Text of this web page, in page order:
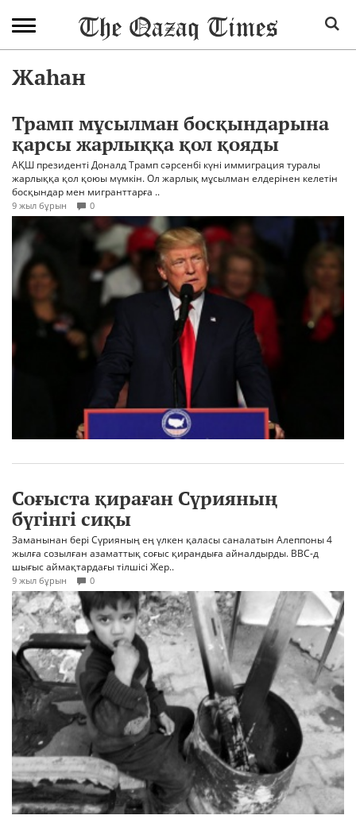
Жаһан
Трамп мұсылман босқындарына
қарсы жарлыққа қол қояды
АҚШ президенті Доналд Трамп сәрсенбі күні иммиграция туралы
жарлыққа қол қоюы мүмкін. Ол жарлық мұсылман елдерінен келетін
босқындар мен мигранттарға ..
9 жыл бұрын 0
Соғыста қираған Сүрияның
бүгінгі сиқы
Заманынан бері Сүрияның ең үлкен қаласы саналатын Алеппоны 4
жылға созылған азаматтық соғыс қирандыға айналдырды. BBC-д
шығыс аймақтардағы тілшісі Жер..
9 жыл бұрын 0